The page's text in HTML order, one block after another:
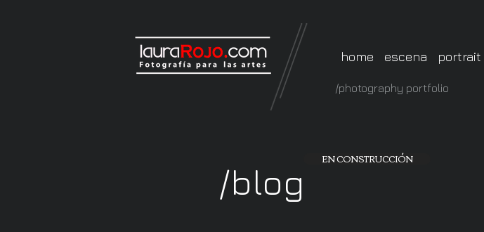
home escena portrait
/photography portfolio
/blog
EN CONSTRUCCIÓN